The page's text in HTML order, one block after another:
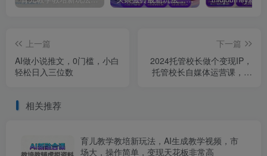
上一篇
AI做小说推文，0门槛，小白
轻松日入三位数
下一篇
2024托管校长做个变现IP，
托管校长自媒体运营课，利
相关推荐
育儿教学教培新玩法，AI生成教学视频，市
场大，操作简单，变现天花板非常高